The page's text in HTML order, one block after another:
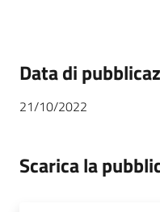
Data di
21/10/2022
Scarica la